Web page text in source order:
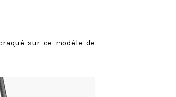
sur ce modèle de